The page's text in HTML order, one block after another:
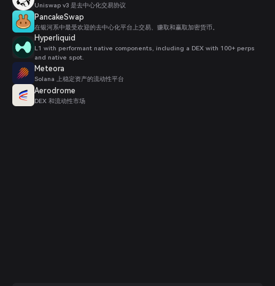
Uniswap v3 是去中心化交易协议
PancakeSwap
在银河系中最受欢迎的去中心化平台上交易、赚取和赢取加密货币。
Hyperliquid
L1 with performant native components, including a DEX with 100+ perps
and native spot.
Meteora
Solana 上稳定资产的流动性平台
Aerodrome
DEX 和流动性市场